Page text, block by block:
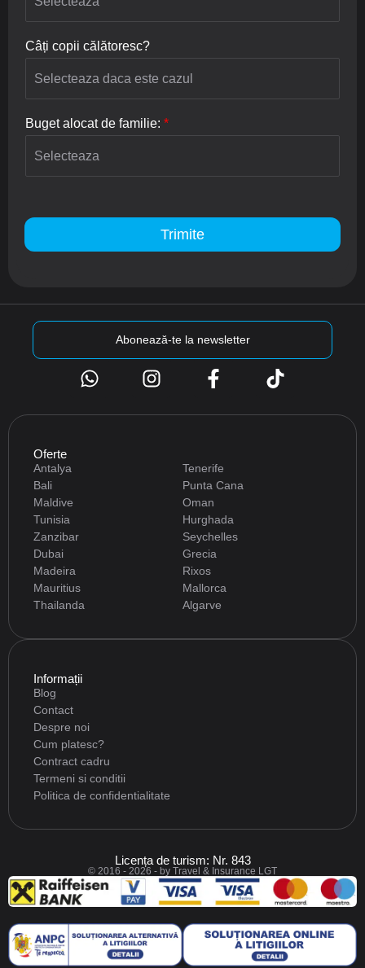
Câți copii călătoresc?
Buget alocat de familie: *
Trimite
Abonează-te la newsletter
Oferte
Antalya
Tenerife
Bali
Punta Cana
Maldive
Oman
Tunisia
Hurghada
Zanzibar
Seychelles
Dubai
Grecia
Madeira
Rixos
Mauritius
Mallorca
Thailanda
Algarve
Informații
Blog
Contact
Despre noi
Cum platesc?
Contract cadru
Termeni si conditii
Politica de confidentialitate
Licența de turism: Nr. 843
© 2016 - 2026 - by Travel & Insurance LGT